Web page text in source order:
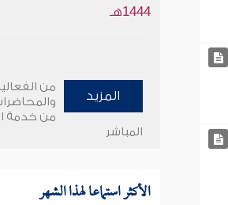
1444هـ
المزيد
من
من خدمة
المباشر
الأكثر استماعا لهذا الشهر